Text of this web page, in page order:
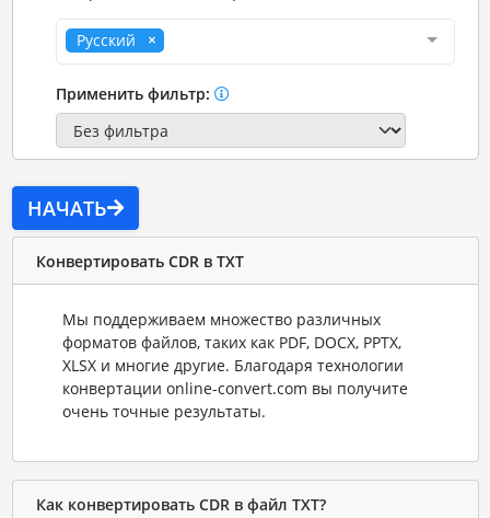
Русский
Применить фильтр:
НАЧАТЬ
Конвертировать CDR в TXT
Мы поддерживаем множество различных
форматов файлов, таких как PDF, DOCX, PPTX,
XLSX и многие другие. Благодаря технологии
конвертации online-convert.com вы получите
очень точные результаты.
Как конвертировать CDR в файл TXT?